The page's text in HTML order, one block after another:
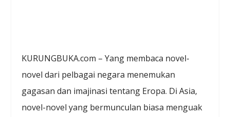
KURUNGBUKA.com – Yang membaca novel-
novel dari pelbagai negara menemukan
gagasan dan imajinasi tentang Eropa. Di Asia,
novel-novel yang bermunculan biasa menguak